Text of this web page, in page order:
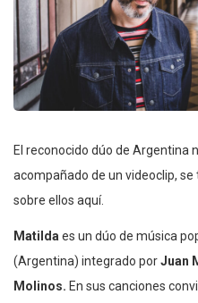
El reconocido dúo de Argentina
acompañado de un videoclip, se
sobre ellos aquí.
Matilda es un dúo de música
(Argentina) integrado porJuan
Molinos. En sus canciones